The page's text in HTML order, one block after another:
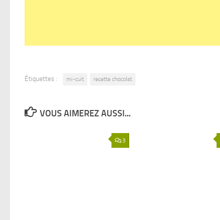
Étiquettes : mi-cuit recette chocolat
VOUS AIMEREZ AUSSI...
3